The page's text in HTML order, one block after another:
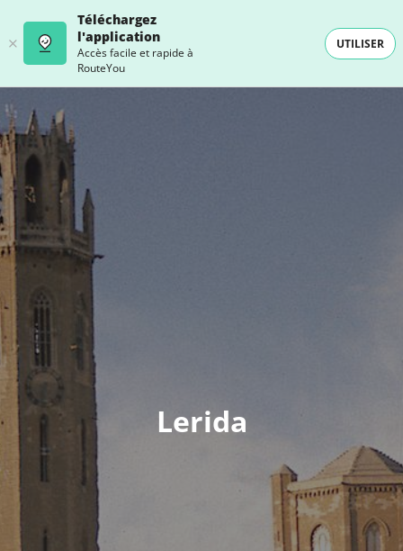
Téléchargez
l'application
Accès facile et rapide à
RouteYou
UTILISER
Lerida